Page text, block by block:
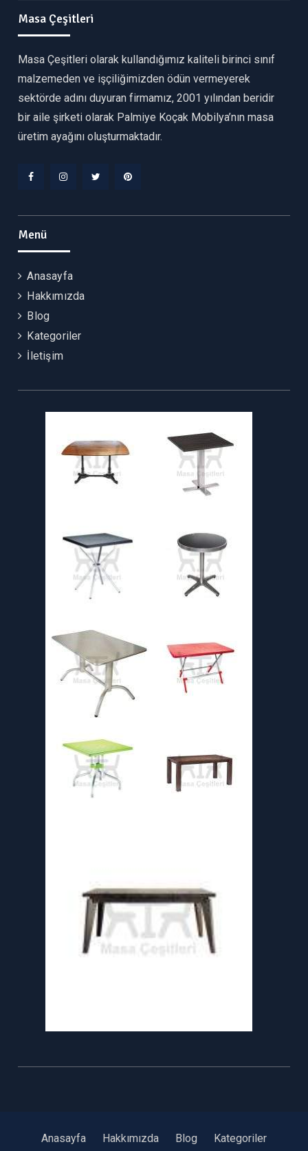
Masa Çeşitleri
Masa Çeşitleri olarak kullandığımız kaliteli birinci sınıf
malzemeden ve işçiliğimizden ödün vermeyerek
sektörde adını duyuran firmamız, 2001 yılından beridir
bir aile şirketi olarak Palmiye Koçak Mobilya’nın masa
üretim ayağını oluşturmaktadır.
Menü
Anasayfa
Hakkımızda
Blog
Kategoriler
İletişim
Anasayfa Hakkımızda Blog Kategoriler